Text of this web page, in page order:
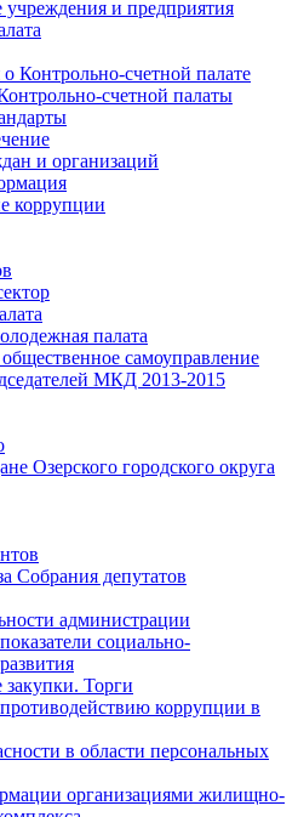
и предприятия
Контрольно-счетной палате
счетной палаты
и организаций
коррупции
палата
самоуправление
МКД 2013-2015
Озерского городского округа
Собрания депутатов
администрации
социально-
Торги
коррупции в
в области персональных
организациями жилищно-